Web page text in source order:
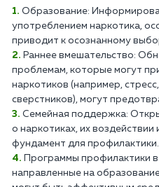
Образование:
употреблением наркотика,
приводит к осознанному
Раннее вмешательство:
проблемам, которые могут
наркотиков (например,
сверстников), могут
Семейная поддержка:
о наркотиках, их
фундамент для профилактики.
Программы профилактики
направленные на